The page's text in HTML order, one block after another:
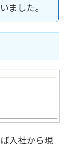
ました。
入社から現